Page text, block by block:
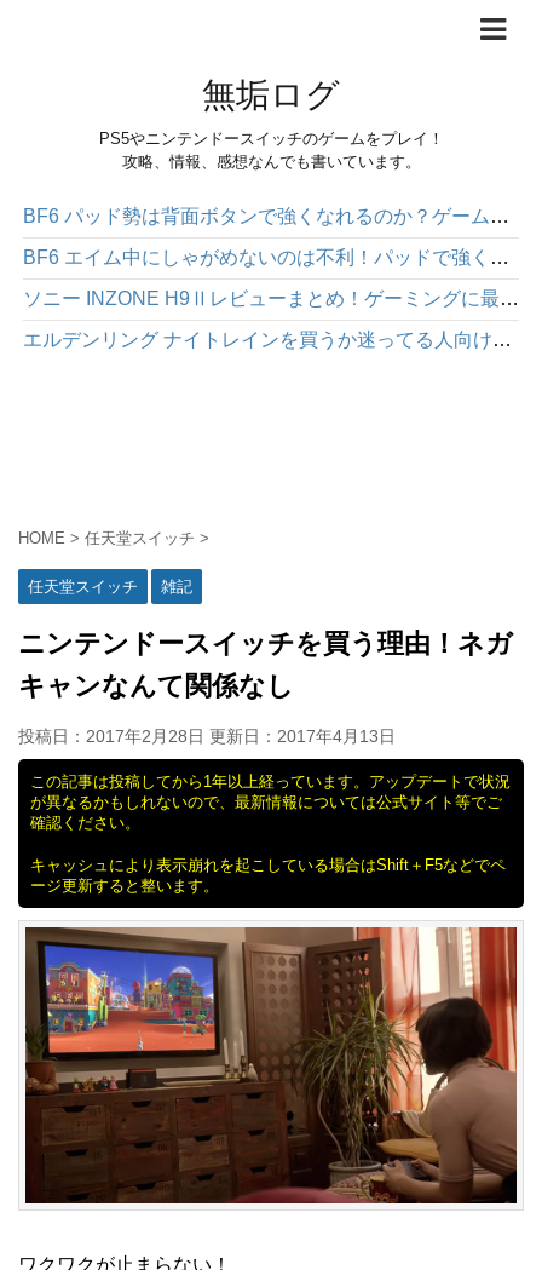
無垢ログ
PS5やニンテンドースイッチのゲームをプレイ！
攻略、情報、感想なんでも書いています。
BF6 パッド勢は背面ボタンで強くなれるのか？ゲームパッド「HEXGAMING PHANTOM」感想レビュー
BF6 エイム中にしゃがめないのは不利！パッドで強くなりたいなら背面ボタンを使った方が絶対にいい
ソニー INZONE H9Ⅱレビューまとめ！ゲーミングに最適な高性能ワイヤレスヘッドホン
エルデンリング ナイトレインを買うか迷ってる人向け｜面白さや注意点を正直にレビュー
HOME > 任天堂スイッチ >
任天堂スイッチ 雑記
ニンテンドースイッチを買う理由！ネガ
キャンなんて関係なし
投稿日：2017年2月28日 更新日： 2017年4月13日
この記事は投稿してから1年以上経っています。アップデートで状況
が異なるかもしれないので、最新情報については公式サイト等でご
確認ください。
キャッシュにより表示崩れを起こしている場合はShift＋F5などでペ
ージ更新すると整います。
ワクワクが止まらない！